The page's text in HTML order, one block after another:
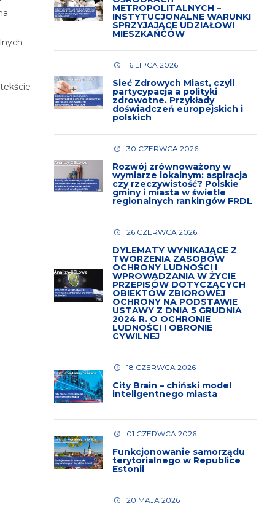
METROPOLITALNYCH –
INSTYTUCJONALNE WARUNKI
SPRZYJAJĄCE UDZIAŁOWI
MIESZKAŃCÓW
16 LIPCA 2026
Sieć Zdrowych Miast, czyli
partycypacja a polityki
zdrowotne. Przykłady
doświadczeń europejskich i
polskich
30 CZERWCA 2026
Rozwój zrównoważony w
wymiarze lokalnym: aspiracja
czy rzeczywistość? Polskie
gminy i miasta w świetle
regionalnych rankingów FRDL
26 CZERWCA 2026
DYLEMATY WYNIKAJĄCE Z
TWORZENIA ZASOBÓW
OCHRONY LUDNOŚCI I
WPROWADZANIA W ŻYCIE
PRZEPISÓW DOTYCZĄCYCH
OBIEKTÓW ZBIOROWEJ
OCHRONY NA PODSTAWIE
USTAWY Z DNIA 5 GRUDNIA
2024 R. O OCHRONIE
LUDNOŚCI I OBRONIE
CYWILNEJ
18 CZERWCA 2026
City Brain – chiński model
inteligentnego miasta
01 CZERWCA 2026
Funkcjonowanie samorządu
terytorialnego w Republice
Estonii
20 MAJA 2026